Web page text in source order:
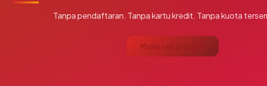
Tanpa pendaftaran. Tanpa kartu kredit. Tanpa kuota
Mulai cek gratis →